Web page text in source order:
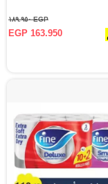
EGP ١٨٩.٩٥٠
EGP 163.950